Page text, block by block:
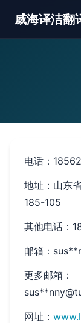
威海译洁翻
电话：
地址：山东
185-105
其他电话：
邮箱：sus**
更多邮箱：
sus**
网址：